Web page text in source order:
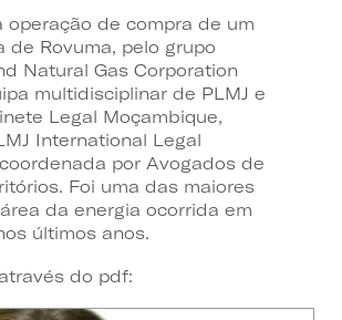
operação de compra de um
de Rovuma, pelo grupo
Natural Gas Corporation
multidisciplinar de PLMJ e
Legal Moçambique,
International Legal
por Avogados de
Foi uma das maiores
da energia ocorrida em
últimos anos.
do pdf: